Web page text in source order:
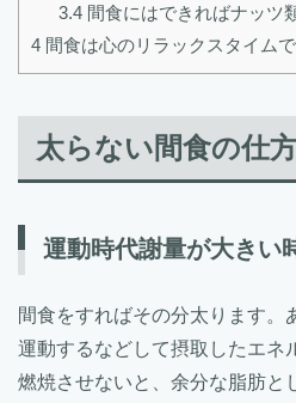
3.4間食にはできればナッツ
4 間食は心のリラックスタイム
太らない間食の仕
運動時代謝量が大きい
間食をすればその分太ります。
運動するなどして摂取したエネ
燃焼させないと、余分な脂肪と